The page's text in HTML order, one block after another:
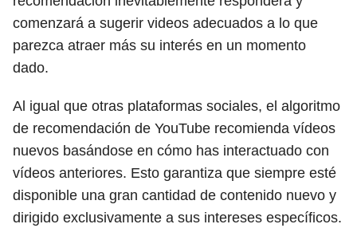
comenzará a sugerir videos adecuados a lo que
parezca atraer más su interés en un momento
dado.
Al igual que otras plataformas sociales, el algoritmo
de recomendación de YouTube recomienda vídeos
nuevos basándose en cómo has interactuado con
vídeos anteriores. Esto garantiza que siempre esté
disponible una gran cantidad de contenido nuevo y
dirigido exclusivamente a sus intereses específicos.